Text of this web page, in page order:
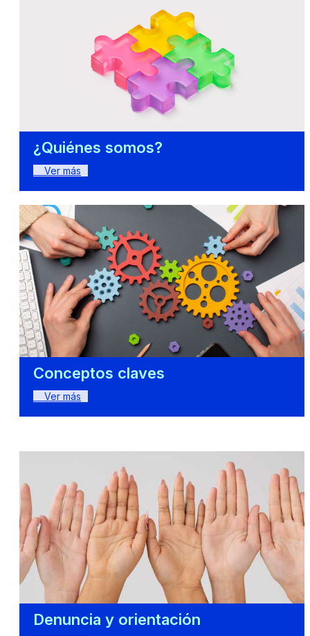
¿Quiénes somos?
Ver más
Conceptos claves
Ver más
Denuncia y orientación